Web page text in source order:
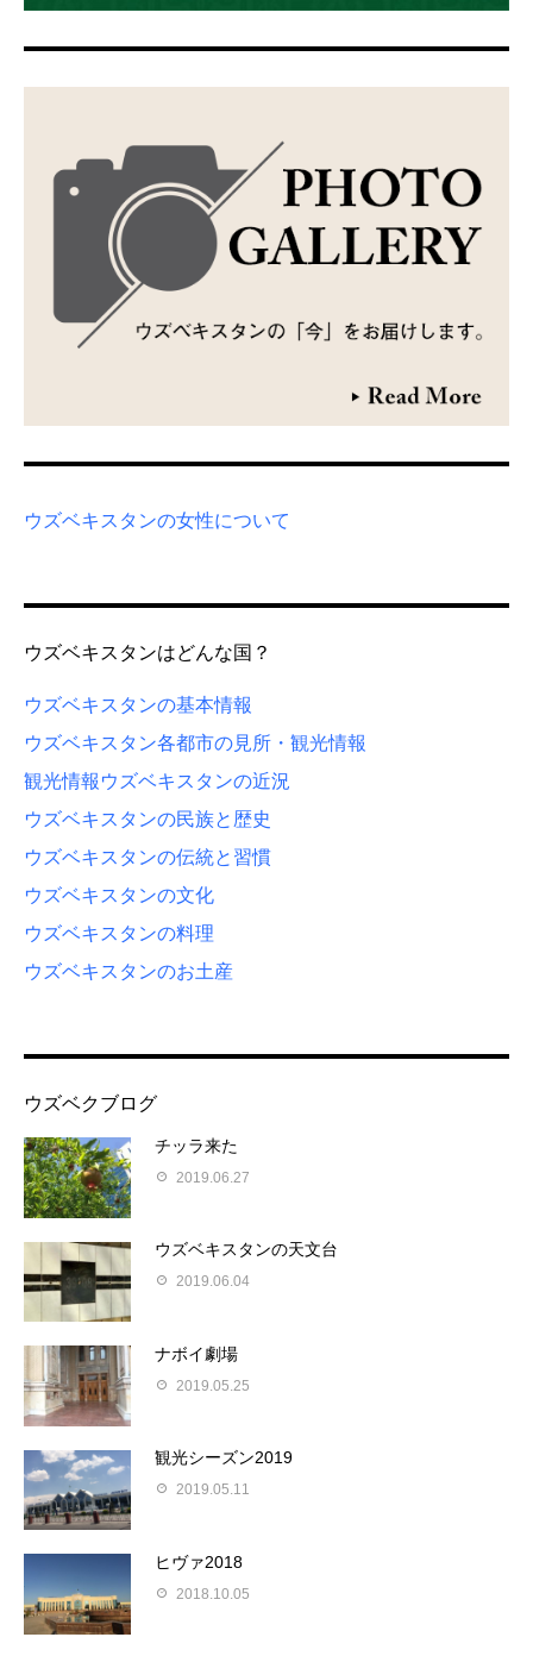
ウズベキスタンの女性について
ウズベキスタンはどんな国？
ウズベキスタンの基本情報
ウズベキスタン各都市の見所・観光情報
観光情報 ウズベキスタンの近況
ウズベキスタンの民族と歴史
ウズベキスタンの伝統と習慣
ウズベキスタンの文化
ウズベキスタンの料理
ウズベキスタンのお土産
ウズベクブログ
チッラ来た
2019.06.27
ウズベキスタンの天文台
2019.06.04
ナボイ劇場
2019.05.25
観光シーズン2019
2019.05.11
ヒヴァ2018
2018.10.05